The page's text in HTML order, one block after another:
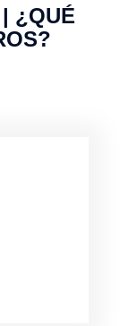
¿QUÉ